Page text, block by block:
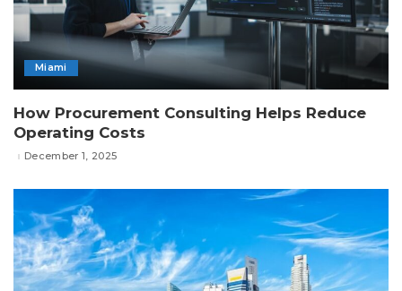
Miami
How Procurement Consulting Helps Reduce
Operating Costs
December 1, 2025